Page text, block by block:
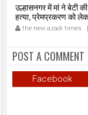
उल्हासनगर में मां ने बेटी
हत्या, प्रेमप्रकरण को
विवाद।
the new azadi times
POST A COMMENT
Facebook